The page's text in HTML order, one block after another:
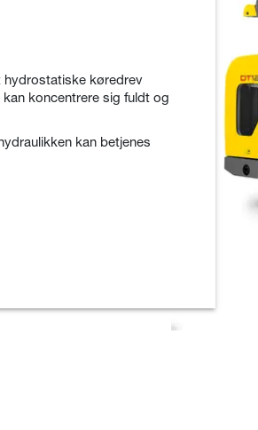
køredrev
koncentrere sig fuldt og
kan betjenes